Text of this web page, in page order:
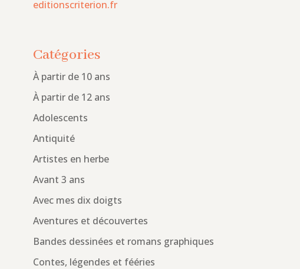
editionscriterion.fr
Catégories
À partir de 10 ans
À partir de 12 ans
Adolescents
Antiquité
Artistes en herbe
Avant 3 ans
Avec mes dix doigts
Aventures et découvertes
Bandes dessinées et romans graphiques
Contes, légendes et fééries